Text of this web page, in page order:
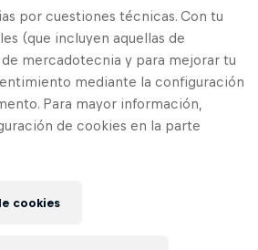
por cuestiones técnicas. Con tu
(que incluyen aquellas de
mercadotecnia y para mejorar tu
mediante la configuración
Para mayor información,
de cookies en la parte
cookies